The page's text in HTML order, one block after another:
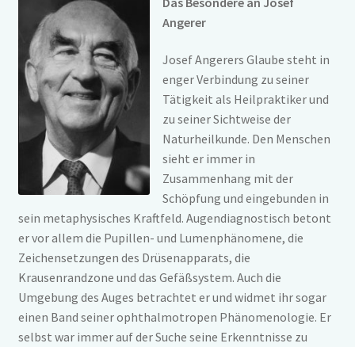
Angerer
Josef Angerers Glaube steht in
enger Verbindung zu seiner
Tätigkeit als Heilpraktiker und
zu seiner Sichtweise der
Naturheilkunde. Den Menschen
sieht er immer in
Zusammenhang mit der
Schöpfung und eingebunden in
sein metaphysisches Kraftfeld. Augendiagnostisch betont
er vor allem die Pupillen- und Lumenphänomene, die
Zeichensetzungen des Drüsenapparats, die
Krausenrandzone und das Gefäßsystem. Auch die
Umgebung des Auges betrachtet er und widmet ihr sogar
einen Band seiner ophthalmotropen Phänomenologie. Er
selbst war immer auf der Suche seine Erkenntnisse zu